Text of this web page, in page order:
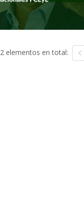
2 elementos en total: